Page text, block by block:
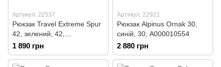
Артикул: 22537
Рюкзак Travel Extreme Spur
42, зелений, 42,
А000010366
1 890 грн
Артикул: 22921
Рюкзак Alpinus Ornak 30,
синій, 30, А000010554
2 880 грн